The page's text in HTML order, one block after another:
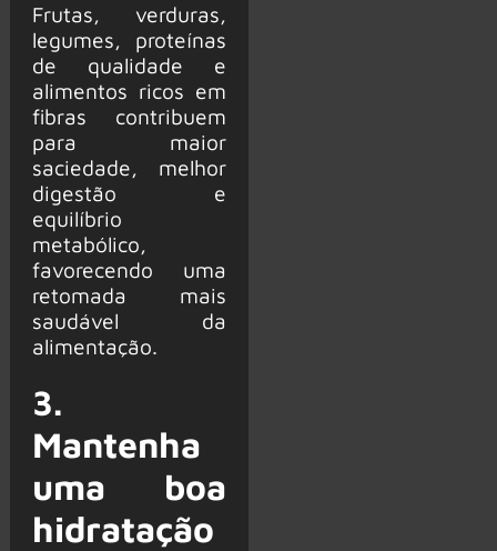
Frutas, verduras,
legumes, proteínas
de qualidade e
alimentos ricos em
fibras contribuem
para maior
saciedade, melhor
digestão e
equilíbrio
metabólico,
favorecendo uma
retomada mais
saudável da
alimentação.
3.
Mantenha
uma boa
hidratação